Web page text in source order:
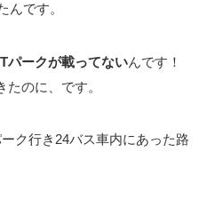
んです。
パークが載ってないんです！
のに、です。